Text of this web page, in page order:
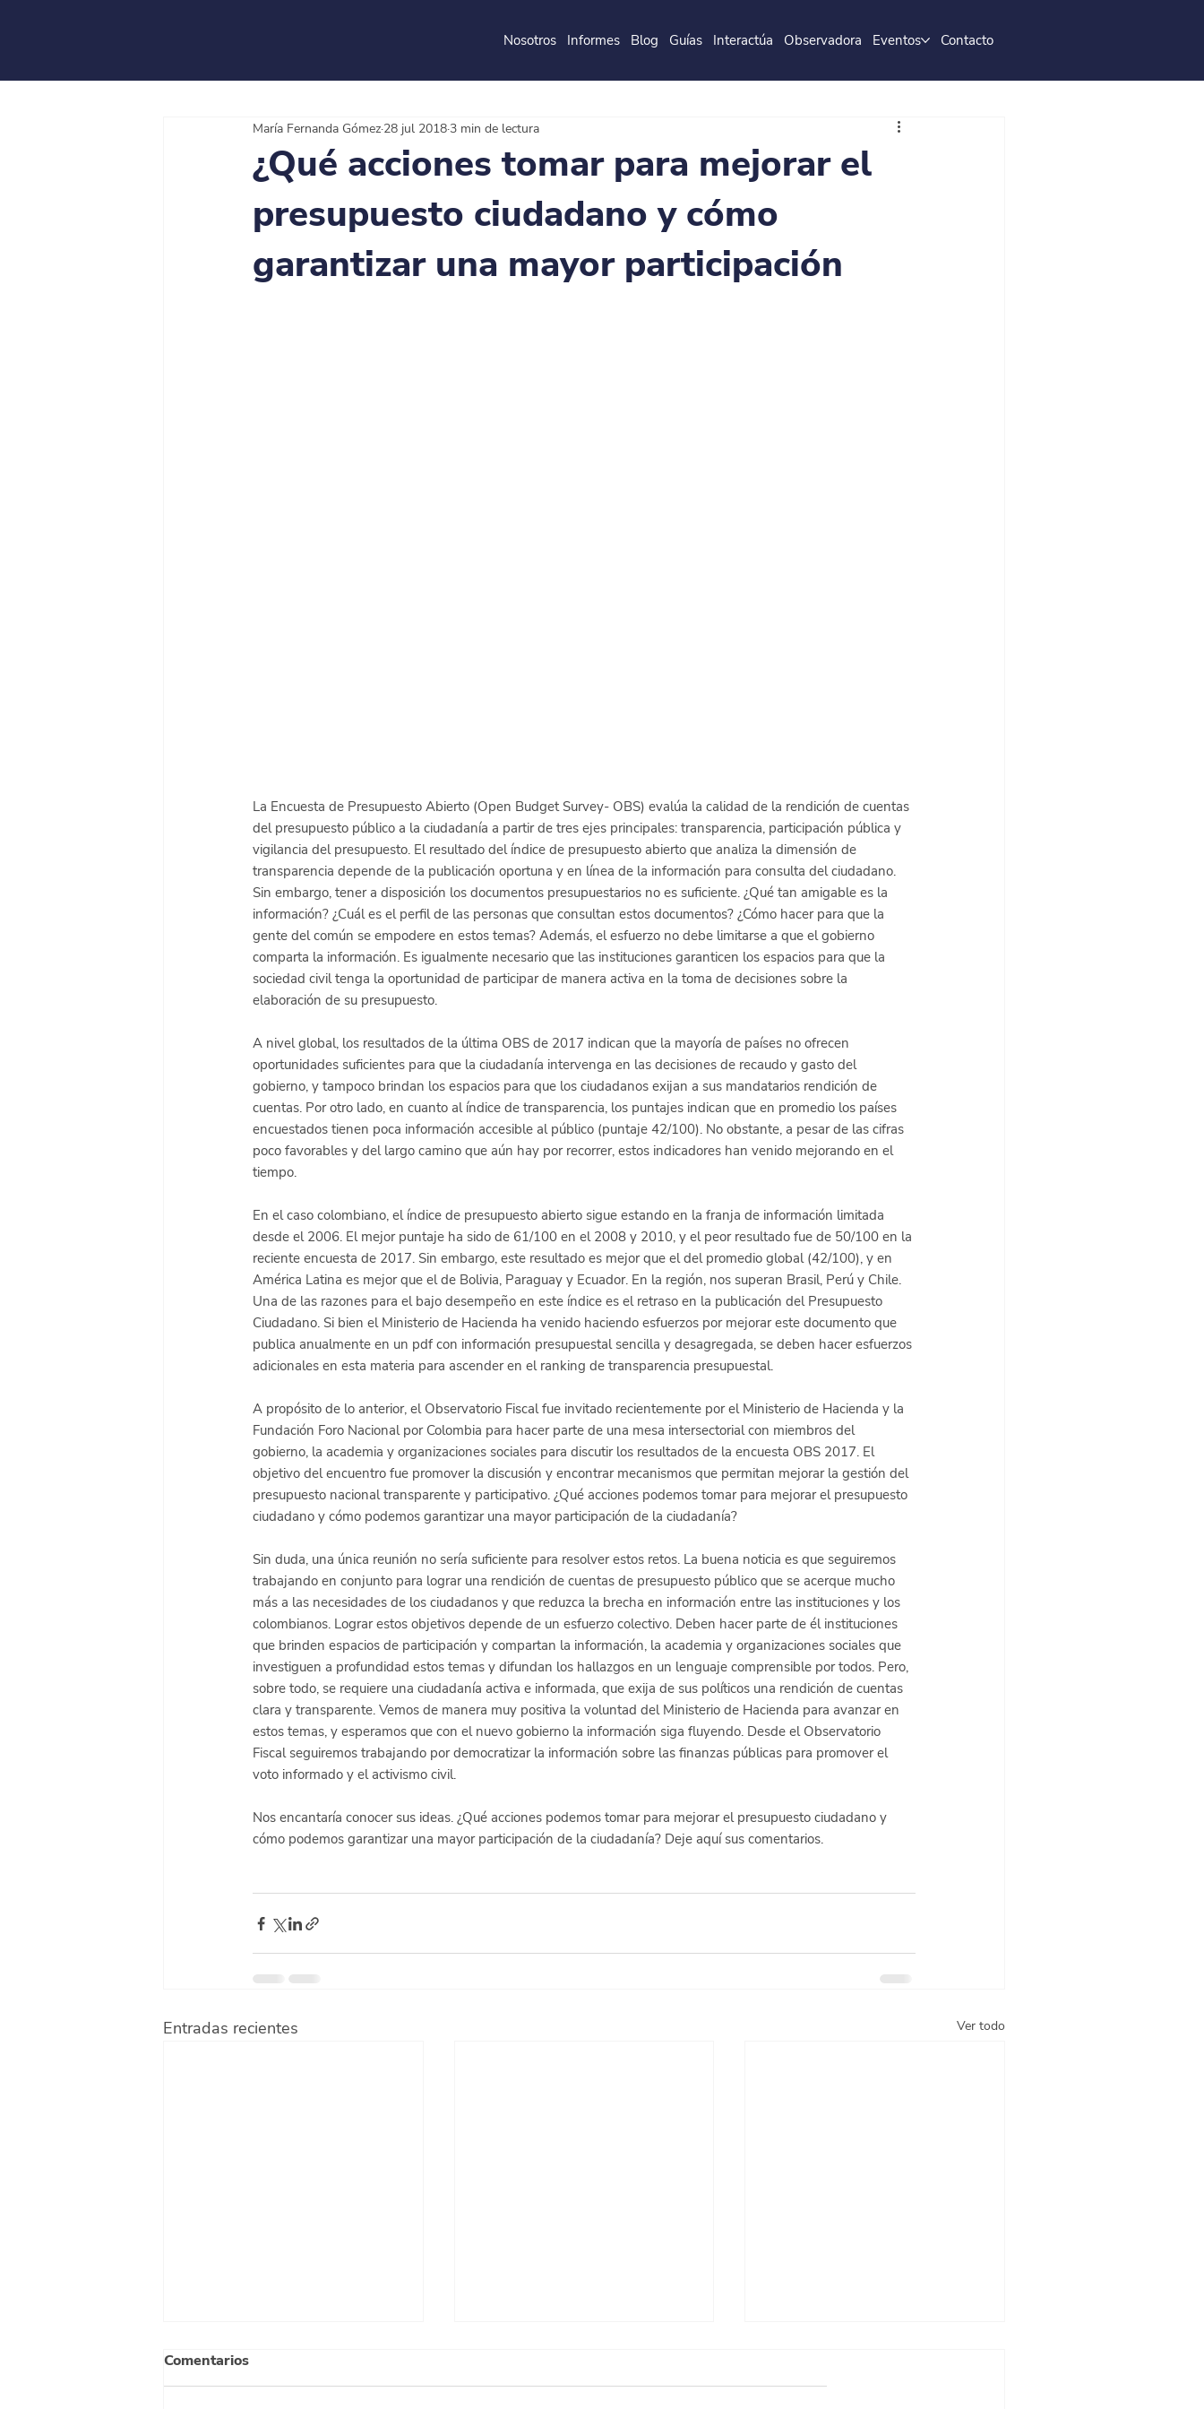
Nosotros Informes Blog Guías Interactúa Observadora Eventos Contacto
¿Qué acciones tomar para mejorar el
presupuesto ciudadano y cómo
garantizar una mayor participación
María Fernanda Gómez 28 jul 2018 3 min de lectura
La Encuesta de Presupuesto Abierto (Open Budget Survey- OBS) evalúa la calidad de la rendición de cuentas
del presupuesto público a la ciudadanía a partir de tres ejes principales: transparencia, participación pública y
vigilancia del presupuesto. El resultado del índice de presupuesto abierto que analiza la dimensión de
transparencia depende de la publicación oportuna y en línea de la información para consulta del ciudadano.
Sin embargo, tener a disposición los documentos presupuestarios no es suficiente. ¿Qué tan amigable es la
información? ¿Cuál es el perfil de las personas que consultan estos documentos? ¿Cómo hacer para que la
gente del común se empodere en estos temas? Además, el esfuerzo no debe limitarse a que el gobierno
comparta la información. Es igualmente necesario que las instituciones garanticen los espacios para que la
sociedad civil tenga la oportunidad de participar de manera activa en la toma de decisiones sobre la
elaboración de su presupuesto.
A nivel global, los resultados de la última OBS de 2017 indican que la mayoría de países no ofrecen
oportunidades suficientes para que la ciudadanía intervenga en las decisiones de recaudo y gasto del
gobierno, y tampoco brindan los espacios para que los ciudadanos exijan a sus mandatarios rendición de
cuentas. Por otro lado, en cuanto al índice de transparencia, los puntajes indican que en promedio los países
encuestados tienen poca información accesible al público (puntaje 42/100). No obstante, a pesar de las cifras
poco favorables y del largo camino que aún hay por recorrer, estos indicadores han venido mejorando en el
tiempo.
En el caso colombiano, el índice de presupuesto abierto sigue estando en la franja de información limitada
desde el 2006. El mejor puntaje ha sido de 61/100 en el 2008 y 2010, y el peor resultado fue de 50/100 en la
reciente encuesta de 2017. Sin embargo, este resultado es mejor que el del promedio global (42/100), y en
América Latina es mejor que el de Bolivia, Paraguay y Ecuador. En la región, nos superan Brasil, Perú y Chile.
Una de las razones para el bajo desempeño en este índice es el retraso en la publicación del Presupuesto
Ciudadano. Si bien el Ministerio de Hacienda ha venido haciendo esfuerzos por mejorar este documento que
publica anualmente en un pdf con información presupuestal sencilla y desagregada, se deben hacer esfuerzos
adicionales en esta materia para ascender en el ranking de transparencia presupuestal.
A propósito de lo anterior, el Observatorio Fiscal fue invitado recientemente por el Ministerio de Hacienda y la
Fundación Foro Nacional por Colombia para hacer parte de una mesa intersectorial con miembros del
gobierno, la academia y organizaciones sociales para discutir los resultados de la encuesta OBS 2017. El
objetivo del encuentro fue promover la discusión y encontrar mecanismos que permitan mejorar la gestión del
presupuesto nacional transparente y participativo. ¿Qué acciones podemos tomar para mejorar el presupuesto
ciudadano y cómo podemos garantizar una mayor participación de la ciudadanía?
Sin duda, una única reunión no sería suficiente para resolver estos retos. La buena noticia es que seguiremos
trabajando en conjunto para lograr una rendición de cuentas de presupuesto público que se acerque mucho
más a las necesidades de los ciudadanos y que reduzca la brecha en información entre las instituciones y los
colombianos. Lograr estos objetivos depende de un esfuerzo colectivo. Deben hacer parte de él instituciones
que brinden espacios de participación y compartan la información, la academia y organizaciones sociales que
investiguen a profundidad estos temas y difundan los hallazgos en un lenguaje comprensible por todos. Pero,
sobre todo, se requiere una ciudadanía activa e informada, que exija de sus políticos una rendición de cuentas
clara y transparente. Vemos de manera muy positiva la voluntad del Ministerio de Hacienda para avanzar en
estos temas, y esperamos que con el nuevo gobierno la información siga fluyendo. Desde el Observatorio
Fiscal seguiremos trabajando por democratizar la información sobre las finanzas públicas para promover el
voto informado y el activismo civil.
Nos encantaría conocer sus ideas. ¿Qué acciones podemos tomar para mejorar el presupuesto ciudadano y
cómo podemos garantizar una mayor participación de la ciudadanía? Deje aquí sus comentarios.
Entradas recientes Ver todo
Comentarios